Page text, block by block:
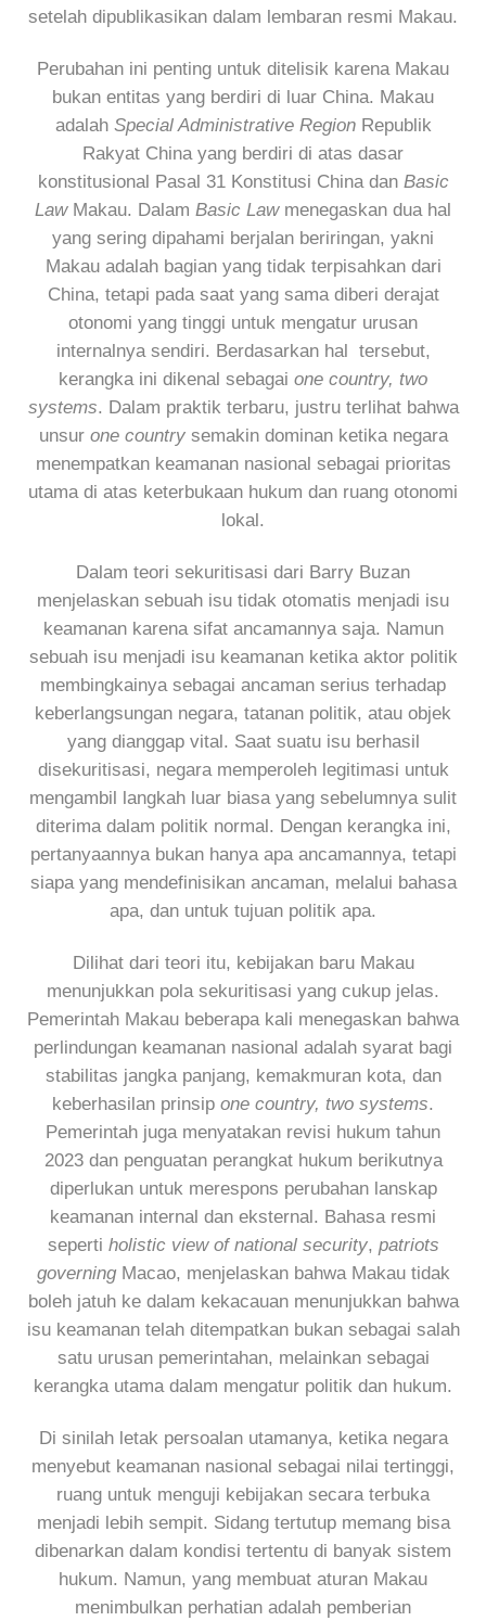
setelah dipublikasikan dalam lembaran resmi Makau.
Perubahan ini penting untuk ditelisik karena Makau
bukan entitas yang berdiri di luar China. Makau
adalah Special Administrative RegionRepublik
Rakyat China yang berdiri di atas dasar
konstitusional Pasal 31 Konstitusi China dan Basic
LawMakau. Dalam Basic Lawmenegaskan dua hal
yang sering dipahami berjalan beriringan, yakni
Makau adalah bagian yang tidak terpisahkan dari
China, tetapi pada saat yang sama diberi derajat
otonomi yang tinggi untuk mengatur urusan
internalnya sendiri. Berdasarkan hal tersebut,
kerangka ini dikenal sebagai one country, two
systems. Dalam praktik terbaru, justru terlihat bahwa
unsur one countrysemakin dominan ketika negara
menempatkan keamanan nasional sebagai prioritas
utama di atas keterbukaan hukum dan ruang otonomi
lokal.
Dalam teori sekuritisasi dari Barry Buzan
menjelaskan sebuah isu tidak otomatis menjadi isu
keamanan karena sifat ancamannya saja. Namun
sebuah isu menjadi isu keamanan ketika aktor politik
membingkainya sebagai ancaman serius terhadap
keberlangsungan negara, tatanan politik, atau objek
yang dianggap vital. Saat suatu isu berhasil
disekuritisasi, negara memperoleh legitimasi untuk
mengambil langkah luar biasa yang sebelumnya sulit
diterima dalam politik normal. Dengan kerangka ini,
pertanyaannya bukan hanya apa ancamannya, tetapi
siapa yang mendefinisikan ancaman, melalui bahasa
apa, dan untuk tujuan politik apa.
Dilihat dari teori itu, kebijakan baru Makau
menunjukkan pola sekuritisasi yang cukup jelas.
Pemerintah Makau beberapa kali menegaskan bahwa
perlindungan keamanan nasional adalah syarat bagi
stabilitas jangka panjang, kemakmuran kota, dan
keberhasilan prinsip one country, two systems.
Pemerintah juga menyatakan revisi hukum tahun
2023 dan penguatan perangkat hukum berikutnya
diperlukan untuk merespons perubahan lanskap
keamanan internal dan eksternal. Bahasa resmi
seperti holistic view of national security, patriots
governingMacao, menjelaskan bahwa Makau tidak
boleh jatuh ke dalam kekacauan menunjukkan bahwa
isu keamanan telah ditempatkan bukan sebagai salah
satu urusan pemerintahan, melainkan sebagai
kerangka utama dalam mengatur politik dan hukum.
Di sinilah letak persoalan utamanya, ketika negara
menyebut keamanan nasional sebagai nilai tertinggi,
ruang untuk menguji kebijakan secara terbuka
menjadi lebih sempit. Sidang tertutup memang bisa
dibenarkan dalam kondisi tertentu di banyak sistem
hukum. Namun, yang membuat aturan Makau
menimbulkan perhatian adalah pemberian